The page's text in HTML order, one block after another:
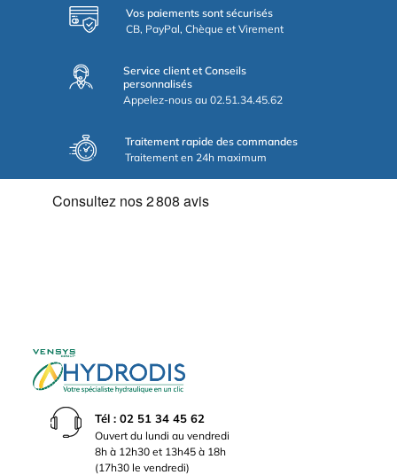
Vos paiements sont sécurisés
CB, PayPal, Chèque et Virement
Service client et Conseils
personnalisés
Appelez-nous au 02.51.34.45.62
Traitement rapide des commandes
Traitement en 24h maximum
Tél : 02 51 34 45 62
Ouvert du lundi au vendredi
8h à 12h30 et 13h45 à 18h
(17h30 le vendredi)